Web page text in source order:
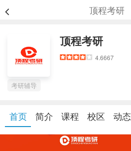
顶程考研
顶程考研
4.6667
考研辅导
首页 简介 课程 校区 动态